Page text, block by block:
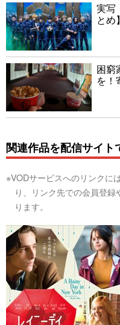
実写
とめ】
困窮
を！
関連作品を配信サイト
※VODサービスへのリンクに
り、リンク先での会員登
ります。